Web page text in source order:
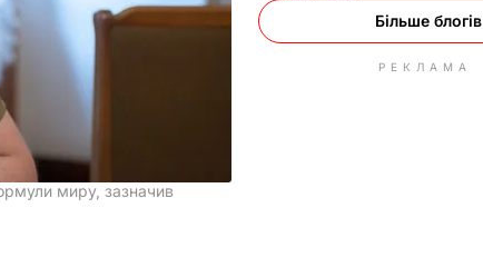
миру, зазначив
Більше блогів
РЕКЛАМА